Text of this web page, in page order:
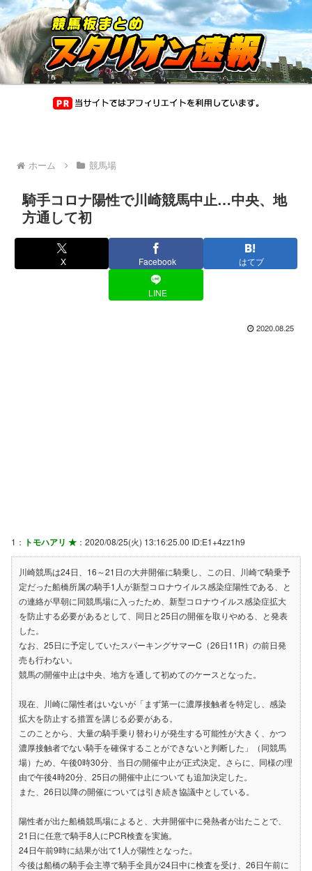
ホーム 競馬場
騎手コロナ陽性で川崎競馬中止…中央、地
方通して初
X Facebook はてブ
LINE
2020.08.25
1： トモハアリ ★ ：2020/08/25(火) 13:16:25.00 ID:E1+4zz1h9
川崎競馬は24日、16～21日の大井開催に騎乗し、この日、川崎で騎乗予
定だった船橋所属の騎手1人が新型コロナウイルス感染症陽性である、と
の連絡が早朝に同競馬場に入ったため、新型コロナウイルス感染症拡大
を防止する必要があるとして、同日と25日の開催を取りやめる、と発表
した。
なお、25日に予定していたスパーキングサマーC（26日11R）の前日発
売も行わない。
競馬の開催中止は中央、地方を通して初めてのケースとなった。
現在、川崎に陽性者はいないが「まず第一に濃厚接触者を特定し、感染
拡大を防止する措置を講じる必要がある。
このことから、大量の騎手乗り替わりが発生する可能性が大きく、かつ
濃厚接触者でない騎手を確保することができないと判断した」（同競馬
場）ため、午後0時30分、当日の開催中止が正式決定。さらに、同様の理
由で午後4時20分、25日の開催中止についても追加決定した。
また、26日以降の開催については引き続き協議中としている。
陽性者が出た船橋競馬場によると、大井開催中に発熱者が出たことで、
21日に任意で騎手8人にPCR検査を実施。
24日午前9時に結果が出て1人が陽性となった。
今後は船橋の騎手会主導で騎手全員が24日中に検査を受け、26日午前に